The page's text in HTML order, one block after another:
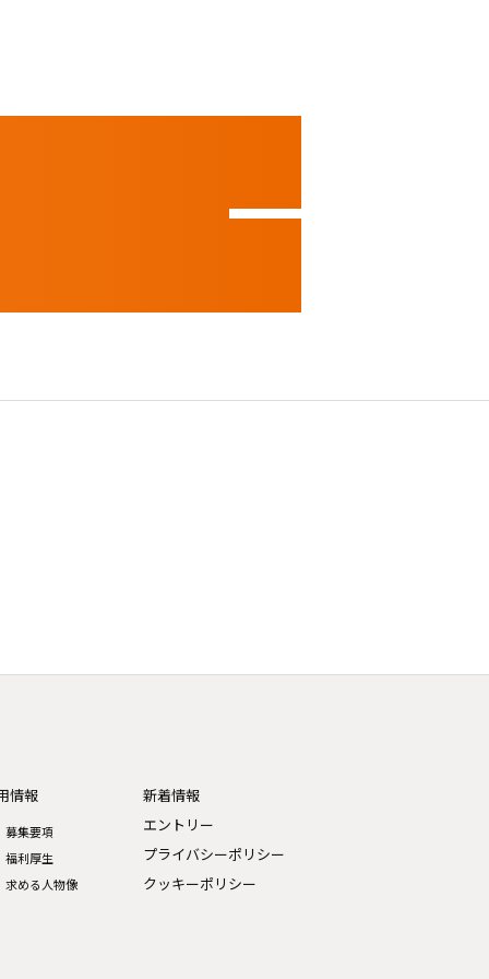
情報
募集要項
福利厚生
求める人物像
新着情報
エントリー
プライバシーポリシー
クッキーポリシー